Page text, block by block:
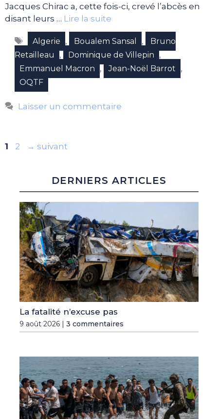
Jacques Chirac a, cette fois-ci, crevé l’abcès en
disant leurs … Lire la suite
Étiquettes
Algerie , Boualem Sansal ,
Bruno
Retailleau
, Dominique de Villepin ,
Emmanuel Macron , Jean-Noël Barrot ,
OQTF
Laisser un commentaire
Page
1 Page
2 → suivant
DERNIERS ARTICLES
La fatalité n’excuse pas
9 août 2026 | 3 commentaires